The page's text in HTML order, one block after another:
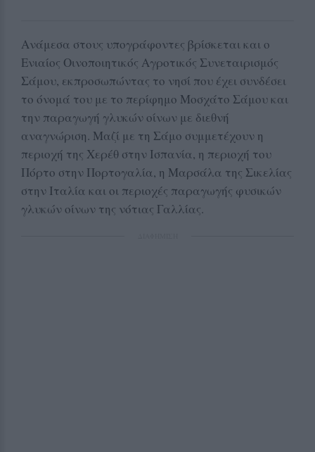
Ανάμεσα στους υπογράφοντες βρίσκεται και ο
Ενιαίος Οινοποιητικός Αγροτικός Συνεταιρισμός
Σάμου, εκπροσωπώντας το νησί που έχει συνδέσει
το όνομά του με το περίφημο Μοσχάτο Σάμου και
την παραγωγή γλυκών οίνων με διεθνή
αναγνώριση. Μαζί με τη Σάμο συμμετέχουν η
περιοχή της Χερέθ στην Ισπανία, η περιοχή του
Πόρτο στην Πορτογαλία, η Μαρσάλα της Σικελίας
στην Ιταλία και οι περιοχές παραγωγής φυσικών
γλυκών οίνων της νότιας Γαλλίας.